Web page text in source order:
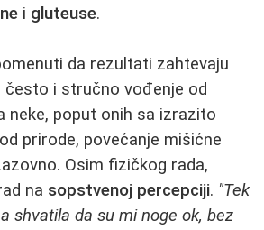
i gluteuse.
da rezultati zahtevaju
i stručno vođenje od
neke, poput onih sa izrazito
od prirode, povećanje mišićne
Osim fizičkog rada,
na sopstvenoj percepciji. "Tek
shvatila da su mi noge ok, bez